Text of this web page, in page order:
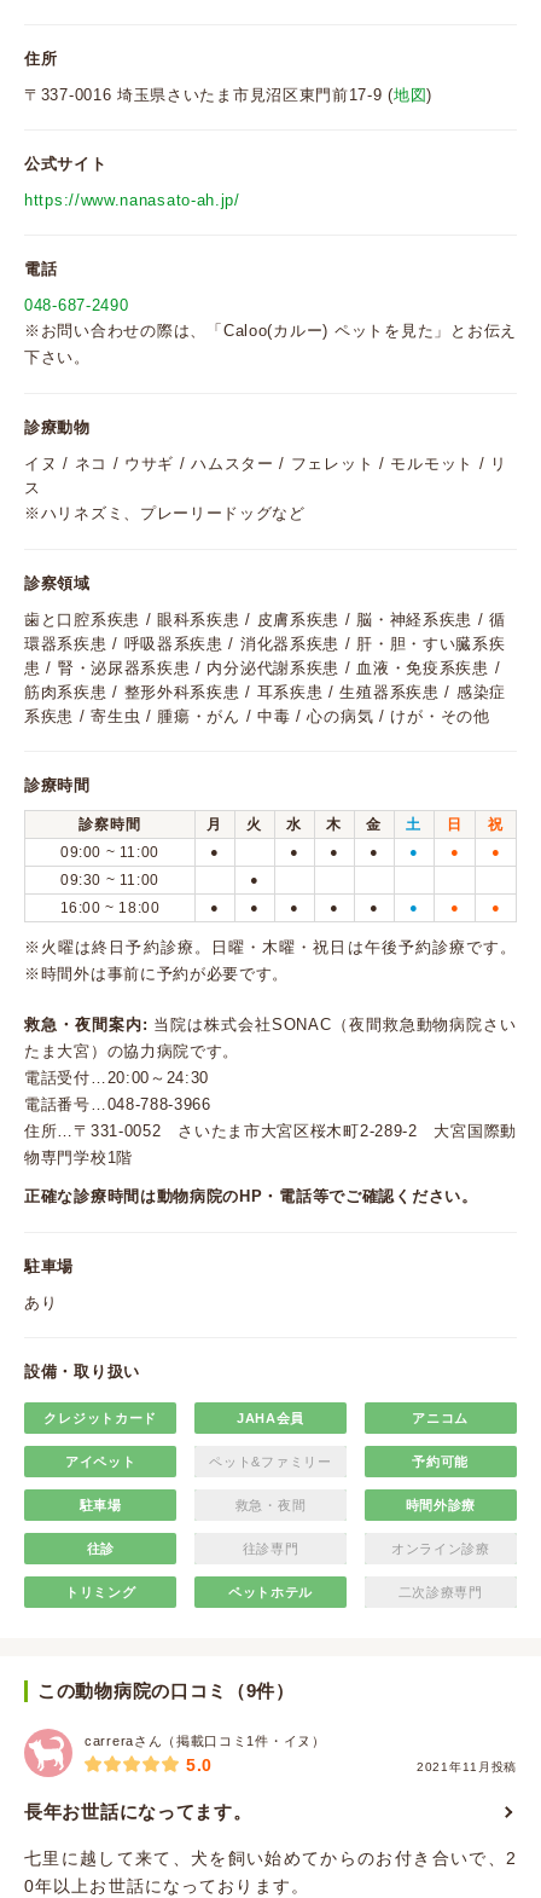
住所
〒337-0016 埼玉県さいたま市見沼区東門前17-9 (地図)
公式サイト
https://www.nanasato-ah.jp/
電話
048-687-2490
※お問い合わせの際は、「Caloo(カルー) ペットを見た」とお伝え
下さい。
診療動物
イヌ / ネコ / ウサギ / ハムスター / フェレット / モルモット / リ
ス
※ハリネズミ、プレーリードッグなど
診察領域
歯と口腔系疾患 / 眼科系疾患 / 皮膚系疾患 / 脳・神経系疾患 / 循
環器系疾患 / 呼吸器系疾患 / 消化器系疾患 / 肝・胆・すい臓系疾
患 / 腎・泌尿器系疾患 / 内分泌代謝系疾患 / 血液・免疫系疾患 /
筋肉系疾患 / 整形外科系疾患 / 耳系疾患 / 生殖器系疾患 / 感染症
系疾患 / 寄生虫 / 腫瘍・がん / 中毒 / 心の病気 / けが・その他
診療時間
診察時間 月 火 水 木 金 土 日
祝
09:00 ~ 11:00
● ● ● ● ● ● ●
09:30 ~ 11:00 ●
16:00 ~ 18:00 ● ● ● ● ● ● ● ●
※火曜は終日予約診療。日曜・木曜・祝日は午後予約診療です。
※時間外は事前に予約が必要です。
救急・夜間案内: 当院は株式会社SONAC（夜間救急動物病院さい
たま大宮）の協力病院です。
電話受付…20:00～24:30
電話番号…048-788-3966
住所…〒331-0052 さいたま市大宮区桜木町2-289-2 大宮国際動
物専門学校1階
正確な診療時間は動物病院のHP・電話等でご確認ください。
駐車場
あり
設備・取り扱い
クレジットカード JAHA会員 アニコム
アイペット ペット&ファミリー 予約可能
駐車場 救急・夜間 時間外診療
往診 往診専門 オンライン診療
トリミング ペットホテル 二次診療専門
この動物病院の口コミ（9件）
carreraさん（掲載口コミ1件・イヌ）
2021年11月投稿
5.0
長年お世話になってます。
七里に越して来て、犬を飼い始めてからのお付き合いで、2
0年以上お世話になっております。